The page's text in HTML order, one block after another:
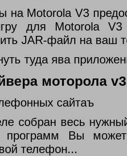
на Motorola V3
для Motorola
JAR-файл на ваш
туда ява
моторола v3
сайтаъ
собран весь
Вы
телефон...